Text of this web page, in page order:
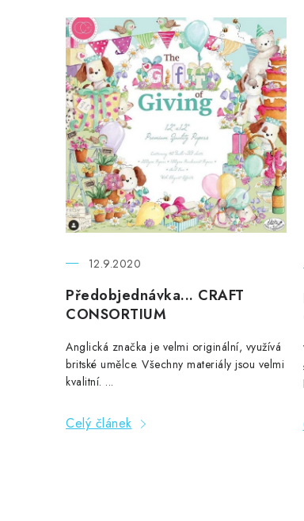
V
ý
p
i
s
č
l
á
n
k
ů
Předobjednávka... CRAFT
CONSORTIUM
12.9.2020
Anglická značka je velmi originální, využívá
britské umělce. Všechny materiály jsou velmi
kvalitní. ...
Celý článek